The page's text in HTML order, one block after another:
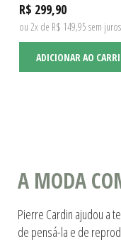
R$ 299,90
ou 2x de R$ 149,95 sem juros
ADICIONAR AO
A MODA
Pierre Cardin ajudou a
de pensá-la e de